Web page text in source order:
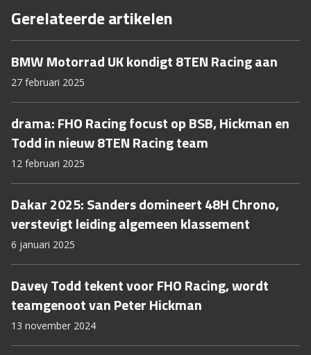
Gerelateerde artikelen
BMW Motorrad UK kondigt 8TEN Racing aan
27 februari 2025
drama: FHO Racing focust op BSB, Hickman en
Todd in nieuw 8TEN Racing team
12 februari 2025
Dakar 2025: Sanders domineert 48H Chrono,
verstevigt leiding algemeen klassement
6 januari 2025
Davey Todd tekent voor FHO Racing, wordt
teamgenoot van Peter Hickman
13 november 2024